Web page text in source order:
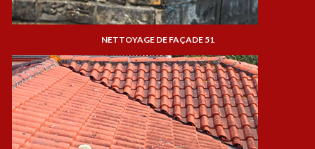
NETTOYAGE DE FAÇADE 51